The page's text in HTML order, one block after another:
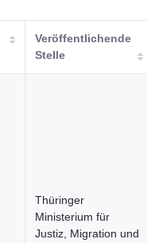
Veröffentlichende
Stelle
Thüringer
Ministerium für
Justiz, Migration und